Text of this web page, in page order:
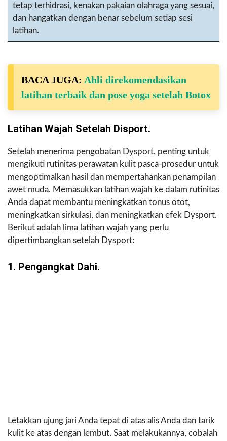
tetap terhidrasi, kenakan pakaian olahraga yang sesuai,
dan hangatkan dengan benar sebelum setiap sesi
latihan.
BACA JUGA: Ahli direkomendasikan
latihan terbaik dan pose yoga setelah Botox
Latihan Wajah Setelah Disport.
Setelah menerima pengobatan Dysport, penting untuk
mengikuti rutinitas perawatan kulit pasca-prosedur untuk
mengoptimalkan hasil dan mempertahankan penampilan
awet muda. Memasukkan latihan wajah ke dalam rutinitas
Anda dapat membantu meningkatkan tonus otot,
meningkatkan sirkulasi, dan meningkatkan efek Dysport.
Berikut adalah lima latihan wajah yang perlu
dipertimbangkan setelah Dysport:
1. Pengangkat Dahi.
Letakkan ujung jari Anda tepat di atas alis Anda dan tarik
kulit ke atas dengan lembut. Saat melakukannya, cobalah